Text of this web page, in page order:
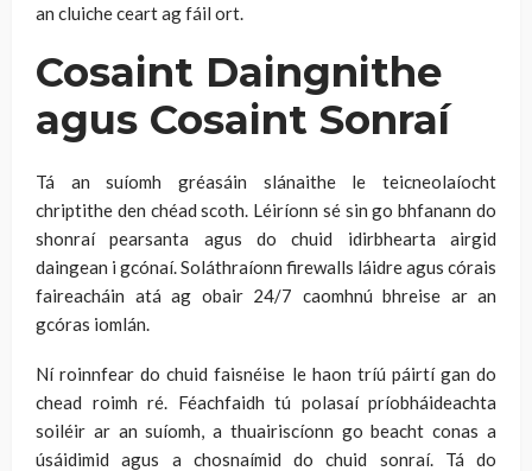
an cluiche ceart ag fáil ort.
Cosaint Daingnithe
agus Cosaint Sonraí
Tá an suíomh gréasáin slánaithe le teicneolaíocht
chriptithe den chéad scoth. Léiríonn sé sin go bhfanann do
shonraí pearsanta agus do chuid idirbhearta airgid
daingean i gcónaí. Soláthraíonn firewalls láidre agus córais
faireacháin atá ag obair 24/7 caomhnú bhreise ar an
gcóras iomlán.
Ní roinnfear do chuid faisnéise le haon tríú páirtí gan do
chead roimh ré. Féachfaidh tú polasaí príobháideachta
soiléir ar an suíomh, a thuairiscíonn go beacht conas a
úsáidimid agus a chosnaímid do chuid sonraí. Tá do